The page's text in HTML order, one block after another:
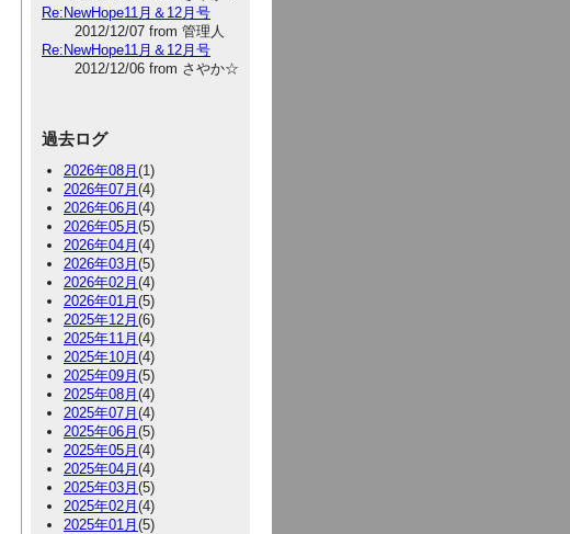
Re:NewHope11月＆12月号
2012/12/07 from 管理人
Re:NewHope11月＆12月号
2012/12/06 from さやか☆
過去ログ
2026年08月 (1)
2026年07月 (4)
2026年06月 (4)
2026年05月 (5)
2026年04月 (4)
2026年03月 (5)
2026年02月 (4)
2026年01月 (5)
2025年12月 (6)
2025年11月 (4)
2025年10月 (4)
2025年09月 (5)
2025年08月 (4)
2025年07月 (4)
2025年06月 (5)
2025年05月 (4)
2025年04月 (4)
2025年03月 (5)
2025年02月 (4)
2025年01月 (5)